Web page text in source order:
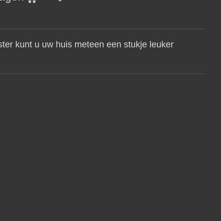
kunt u uw huis meteen een stukje leuker